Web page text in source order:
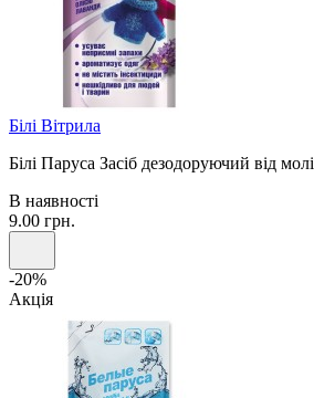
Білі Вітрила
Білі Паруса Засіб дезодоруючий від молі
В наявності
9.00 грн.
-20%
Акція